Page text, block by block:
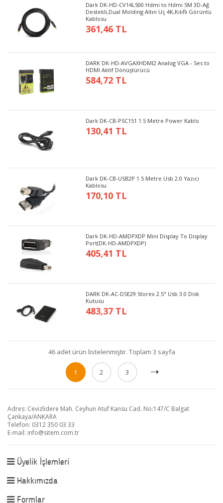
Dark DK-HD-CV14L500 Hdmi to Hdmi 5M 3D-Ağ
Destekli,Dual Molding Altın Uç 4K,Kılıflı Görüntü
Kablosu
361,46 TL
DARK DK-HD-AVGAXHDMI2 Analog VGA - Ses to
HDMI Aktif Dönüştürücü
584,72 TL
Dark DK-CB-PSC151 1.5 Metre Power Kablo
130,41 TL
Dark DK-CB-USB2P 1.5 Metre Usb 2.0 Yazıcı
Kablosu
170,10 TL
Dark DK-HD-AMDPXDP Mini Display To Display
Port(DK-HD-AMDPXDP)
405,41 TL
DARK DK-AC-DSE29 Storex 2.5" Usb 3.0 Disk
Kutusu
483,37 TL
46 adet ürün listelenmiştir. Toplam 3 sayfa
1 2 3
Adres: Cevizlidere Mah. Ceyhun Atuf Kansu Cad. No:147/C Balgat
Çankaya/ANKARA
Telefon: 0312 350 03 33
E-mail: info@sitem.com.tr
Üyelik İşlemleri
Hakkımızda
Formlar